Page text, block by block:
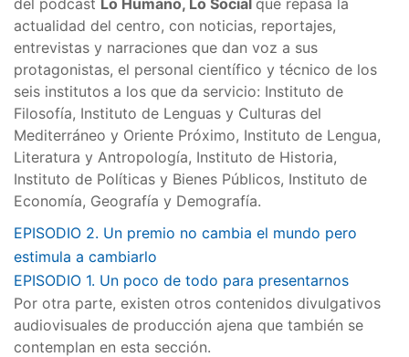
del podcast Lo Humano, Lo Social que repasa la
actualidad del centro, con noticias, reportajes,
entrevistas y narraciones que dan voz a sus
protagonistas, el personal científico y técnico de los
seis institutos a los que da servicio: Instituto de
Filosofía, Instituto de Lenguas y Culturas del
Mediterráneo y Oriente Próximo, Instituto de Lengua,
Literatura y Antropología, Instituto de Historia,
Instituto de Políticas y Bienes Públicos, Instituto de
Economía, Geografía y Demografía.
EPISODIO 2. Un premio no cambia el mundo pero
estimula a cambiarlo
EPISODIO 1. Un poco de todo para presentarnos
Por otra parte, existen otros contenidos divulgativos
audiovisuales de producción ajena que también se
contemplan en esta sección.